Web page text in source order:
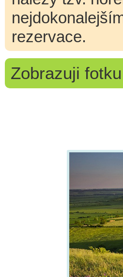
rezervace.
Zobrazuji